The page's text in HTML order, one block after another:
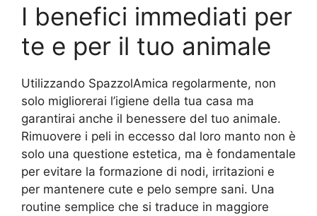
I benefici immediati per
te e per il tuo animale
Utilizzando SpazzolAmica regolarmente, non
solo migliorerai l’igiene della tua casa ma
garantirai anche il benessere del tuo animale.
Rimuovere i peli in eccesso dal loro manto non è
solo una questione estetica, ma è fondamentale
per evitare la formazione di nodi, irritazioni e
per mantenere cute e pelo sempre sani. Una
routine semplice che si traduce in maggiore